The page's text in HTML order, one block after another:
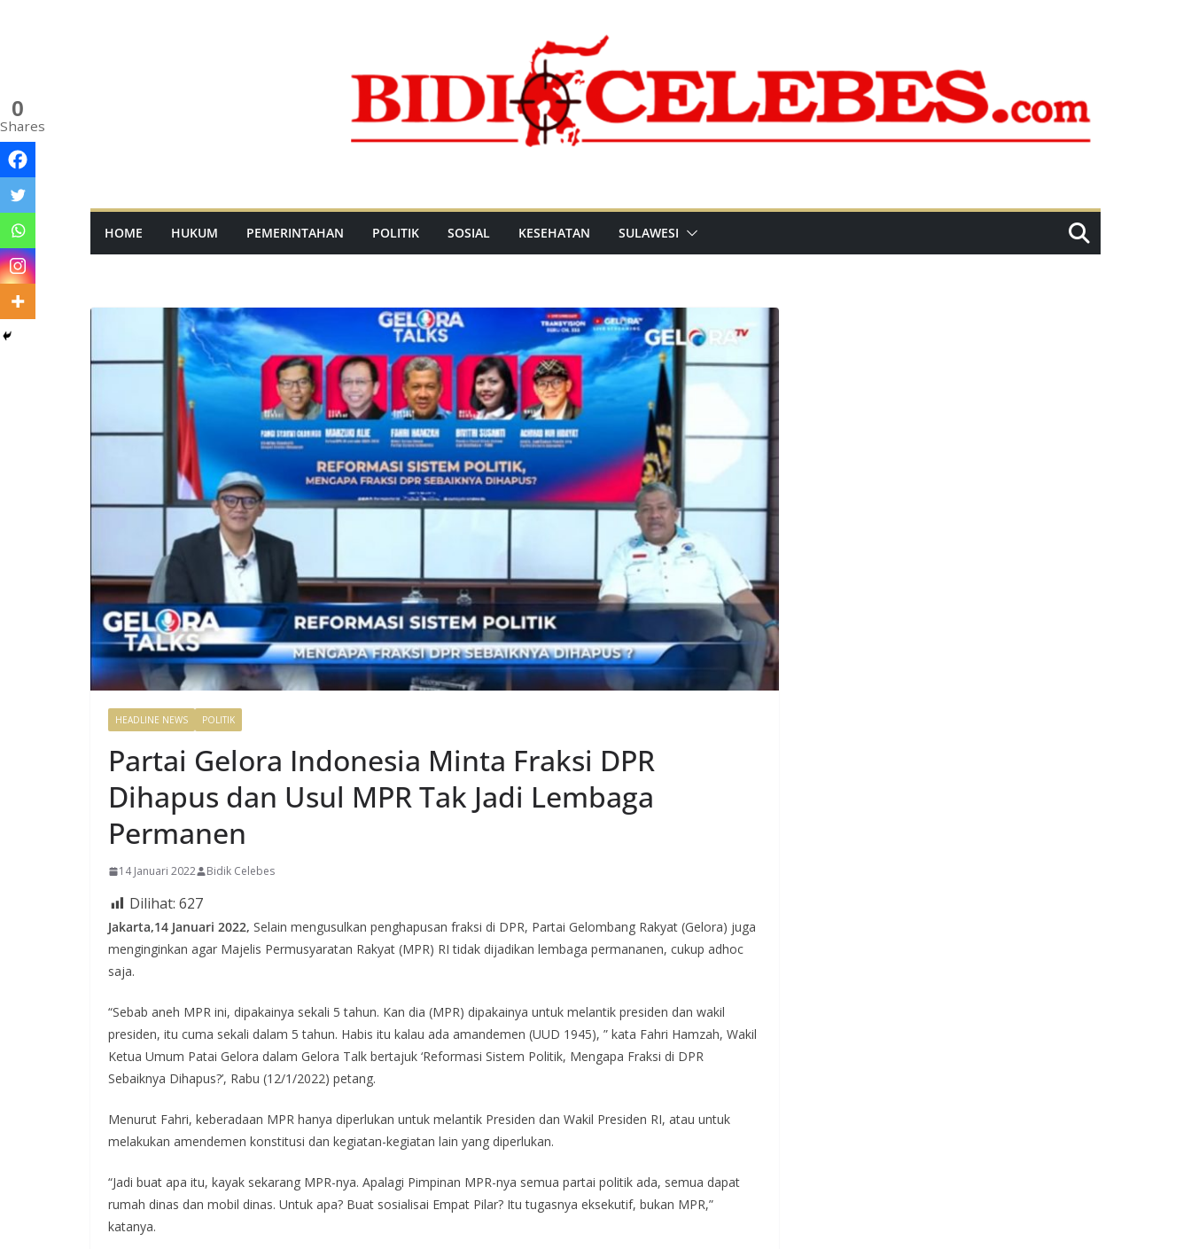
HOME HUKUM PEMERINTAHAN POLITIK SOSIAL KESEHATAN SULAWESI
HEADLINE NEWS POLITIK
Partai Gelora Indonesia Minta Fraksi DPR
Dihapus dan Usul MPR Tak Jadi Lembaga
Permanen
14 Januari 2022 Bidik Celebes
Dilihat: 627
Jakarta,14 Januari 2022, Selain mengusulkan penghapusan fraksi di DPR, Partai Gelombang Rakyat (Gelora) juga
menginginkan agar Majelis Permusyaratan Rakyat (MPR) RI tidak dijadikan lembaga permananen, cukup adhoc
saja.
“Sebab aneh MPR ini, dipakainya sekali 5 tahun. Kan dia (MPR) dipakainya untuk melantik presiden dan wakil
presiden, itu cuma sekali dalam 5 tahun. Habis itu kalau ada amandemen (UUD 1945), ” kata Fahri Hamzah, Wakil
Ketua Umum Patai Gelora dalam Gelora Talk bertajuk ‘Reformasi Sistem Politik, Mengapa Fraksi di DPR
Sebaiknya Dihapus?’, Rabu (12/1/2022) petang.
Menurut Fahri, keberadaan MPR hanya diperlukan untuk melantik Presiden dan Wakil Presiden RI, atau untuk
melakukan amendemen konstitusi dan kegiatan-kegiatan lain yang diperlukan.
“Jadi buat apa itu, kayak sekarang MPR-nya. Apalagi Pimpinan MPR-nya semua partai politik ada, semua dapat
rumah dinas dan mobil dinas. Untuk apa? Buat sosialisai Empat Pilar? Itu tugasnya eksekutif, bukan MPR,”
katanya.
0
Shares